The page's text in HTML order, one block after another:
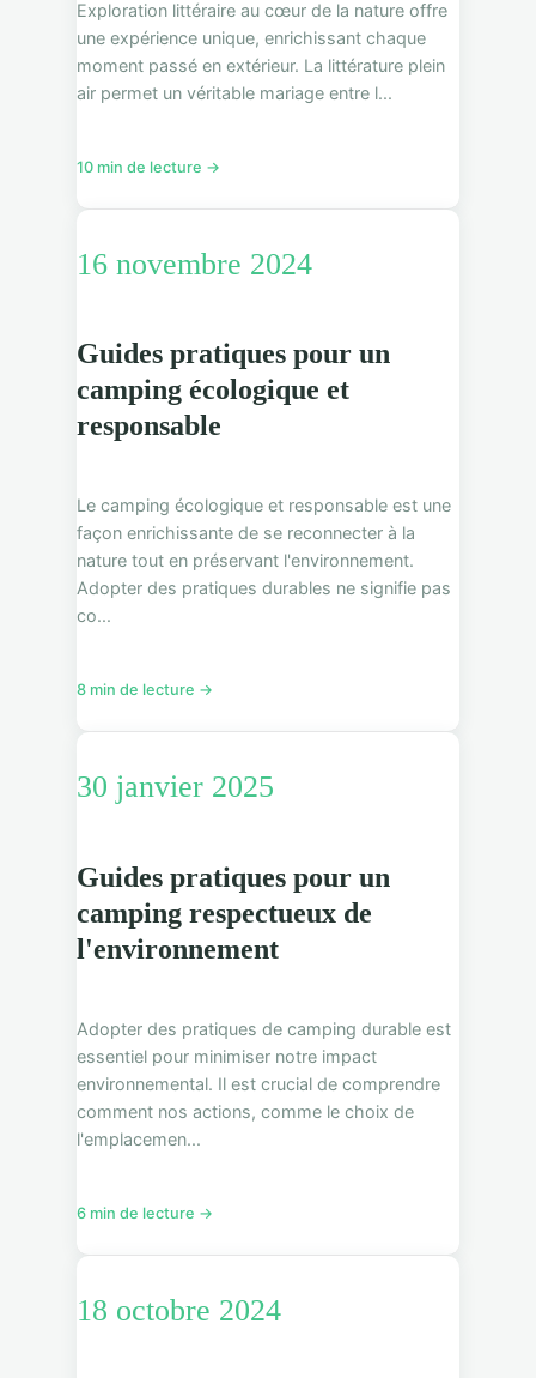
Exploration littéraire au cœur de la nature offre
une expérience unique, enrichissant chaque
moment passé en extérieur. La littérature plein
air permet un véritable mariage entre l...
10 min de lecture →
16 novembre 2024
Guides pratiques pour un
camping écologique et
responsable
Le camping écologique et responsable est une
façon enrichissante de se reconnecter à la
nature tout en préservant l'environnement.
Adopter des pratiques durables ne signifie pas
co...
8 min de lecture →
30 janvier 2025
Guides pratiques pour un
camping respectueux de
l'environnement
Adopter des pratiques de camping durable est
essentiel pour minimiser notre impact
environnemental. Il est crucial de comprendre
comment nos actions, comme le choix de
l'emplacemen...
6 min de lecture →
18 octobre 2024